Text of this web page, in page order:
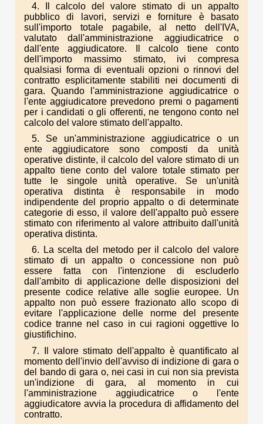
4. Il calcolo del valore stimato di un appalto
pubblico di lavori, servizi e forniture è basato
sull'importo totale pagabile, al netto dell'IVA,
valutato dall'amministrazione aggiudicatrice o
dall'ente aggiudicatore. Il calcolo tiene conto
dell'importo massimo stimato, ivi compresa
qualsiasi forma di eventuali opzioni o rinnovi del
contratto esplicitamente stabiliti nei documenti di
gara. Quando l'amministrazione aggiudicatrice o
l'ente aggiudicatore prevedono premi o pagamenti
per i candidati o gli offerenti, ne tengono conto nel
calcolo del valore stimato dell'appalto.
5. Se un'amministrazione aggiudicatrice o un
ente aggiudicatore sono composti da unità
operative distinte, il calcolo del valore stimato di un
appalto tiene conto del valore totale stimato per
tutte le singole unità operative. Se un'unità
operativa distinta è responsabile in modo
indipendente del proprio appalto o di determinate
categorie di esso, il valore dell'appalto può essere
stimato con riferimento al valore attribuito dall'unità
operativa distinta.
6. La scelta del metodo per il calcolo del valore
stimato di un appalto o concessione non può
essere fatta con l'intenzione di escluderlo
dall'ambito di applicazione delle disposizioni del
presente codice relative alle soglie europee. Un
appalto non può essere frazionato allo scopo di
evitare l'applicazione delle norme del presente
codice tranne nel caso in cui ragioni oggettive lo
giustifichino.
7. Il valore stimato dell'appalto è quantificato al
momento dell'invio dell'avviso di indizione di gara o
del bando di gara o, nei casi in cui non sia prevista
un'indizione di gara, al momento in cui
l'amministrazione aggiudicatrice o l'ente
aggiudicatore avvia la procedura di affidamento del
contratto.